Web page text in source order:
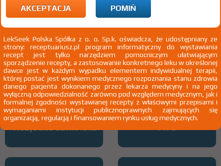
wskazania przy opisie leku) Wskazania pozarejestracyjne: Alergia
pokarmowa - u pacjentów powyżej 6 miesiąca życia; reakcja
anafilaktyczna objawiająca się pokrzywką lub obrzękiem
naczynioruchowym Quinckego - u pacjentów powyżej 6 miesiąca życia
Pokaż wskazania chpl.
2)Pacjenci 65+
3)Pacjenci do ukończenia 18 roku życia
AKCEPTACJA POMIŃ
LekSeek Polska Spółka z o. o. Sp.k. oświadcza, że udostępniany ze
strony: receptuariusz.pl program informatyczny do wystawiania
recept jest tylko narzędziem pomocniczym ułatwiającym
sporządzenie recepty, a zastosowanie konkretnego leku w określonej
dawce jest w każdym wypadku elementem indywidualnej terapii,
której postać jest wynikiem medycznego rozpoznania stanu zdrowia
danego pacjenta dokonanego przez lekarza medycyny i na jego
wyłączną odpowiedzialność zarówno pod względem medycznym, jak i
formalnej zgodności wystawianej recepty z właściwymi przepisami i
wymaganiami instytucji publicznoprawnych zajmujących się
organizacją, regulacją i finansowaniem rynku usług medycznych.